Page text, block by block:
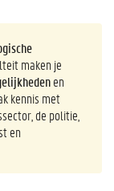
maken je
en
kennis met
de politie,
en